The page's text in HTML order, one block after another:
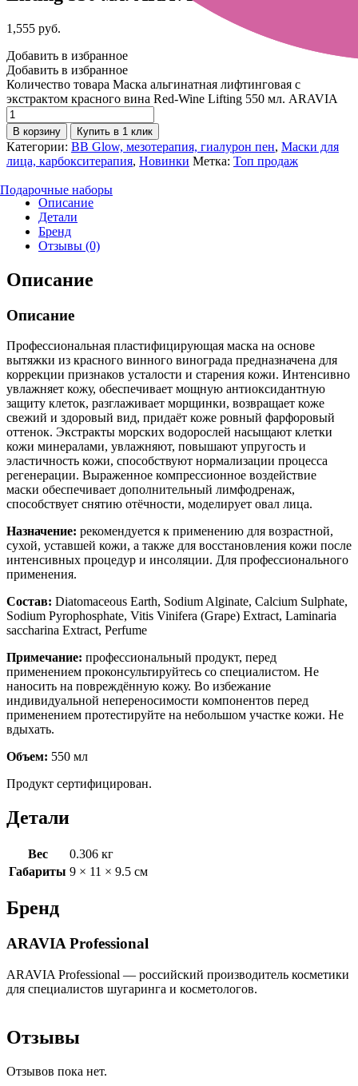
Подарочные наборы
1,555 руб.
Добавить в избранное
Добавить в избранное
Количество товара Маска альгинатная лифтинговая с
экстрактом красного вина Red-Wine Lifting 550 мл. ARAVIA
В корзину Купить в 1 клик
Категории: BB Glow, мезотерапия, гиалурон пен, Маски для
лица, карбокситерапия, Новинки Метка: Топ продаж
Описание
Детали
Бренд
Отзывы (0)
Описание
Описание
Профессиональная пластифицирующая маска на основе
вытяжки из красного винного винограда предназначена для
коррекции признаков усталости и старения кожи. Интенсивно
увлажняет кожу, обеспечивает мощную антиоксидантную
защиту клеток, разглаживает морщинки, возвращает коже
свежий и здоровый вид, придаёт коже ровный фарфоровый
оттенок. Экстракты морских водорослей насыщают клетки
кожи минералами, увлажняют, повышают упругость и
эластичность кожи, способствуют нормализации процесса
регенерации. Выраженное компрессионное воздействие
маски обеспечивает дополнительный лимфодренаж,
способствует снятию отёчности, моделирует овал лица.
Назначение: рекомендуется к применению для возрастной,
сухой, уставшей кожи, а также для восстановления кожи после
интенсивных процедур и инсоляции. Для профессионального
применения.
Состав: Diatomaceous Earth, Sodium Alginate, Calcium Sulphate,
Sodium Pyrophosphate, Vitis Vinifera (Grape) Extract, Laminaria
saccharina Extract, Perfume
Примечание: профессиональный продукт, перед
применением проконсультируйтесь со специалистом. Не
наносить на повреждённую кожу. Во избежание
индивидуальной непереносимости компонентов перед
применением протестируйте на небольшом участке кожи. Не
вдыхать.
Объем: 550 мл
Продукт сертифицирован.
Детали
Вес
0.306 кг
Габариты 9 × 11 × 9.5 см
Бренд
ARAVIA Professional
ARAVIA Professional — российский производитель косметики
для специалистов шугаринга и косметологов.
Отзывы
Отзывов пока нет.